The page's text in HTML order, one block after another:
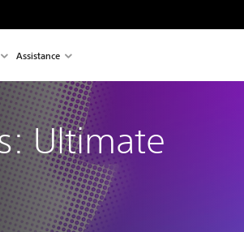
Assistance
Ultimate